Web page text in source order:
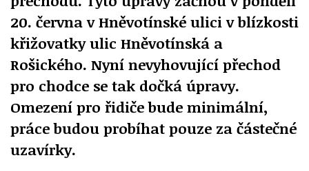
20. června v Hněvotínské ulici v blízkosti
křižovatky ulic Hněvotínská a
Rošického. Nyní nevyhovující přechod
pro chodce se tak dočká úpravy.
Omezení pro řidiče bude minimální,
práce budou probíhat pouze za částečné
uzavírky.